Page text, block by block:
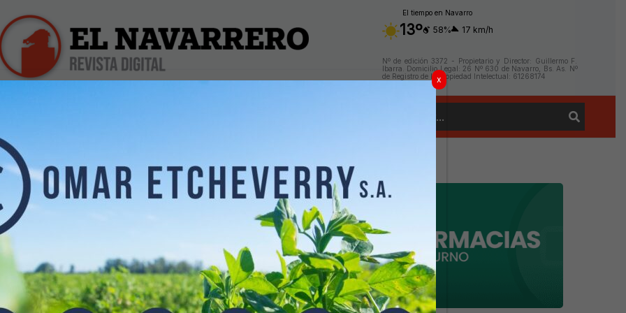
El tiempo en Navarro
13º 58% 17 km/h
Nº de edición 3372 - Propietario y Director: Guillermo F.
Ibarra. Domicilio Legal: 26 Nº 630 de Navarro, Bs. As. Nº
de Registro de la Propiedad Intelectual: 61268174
x